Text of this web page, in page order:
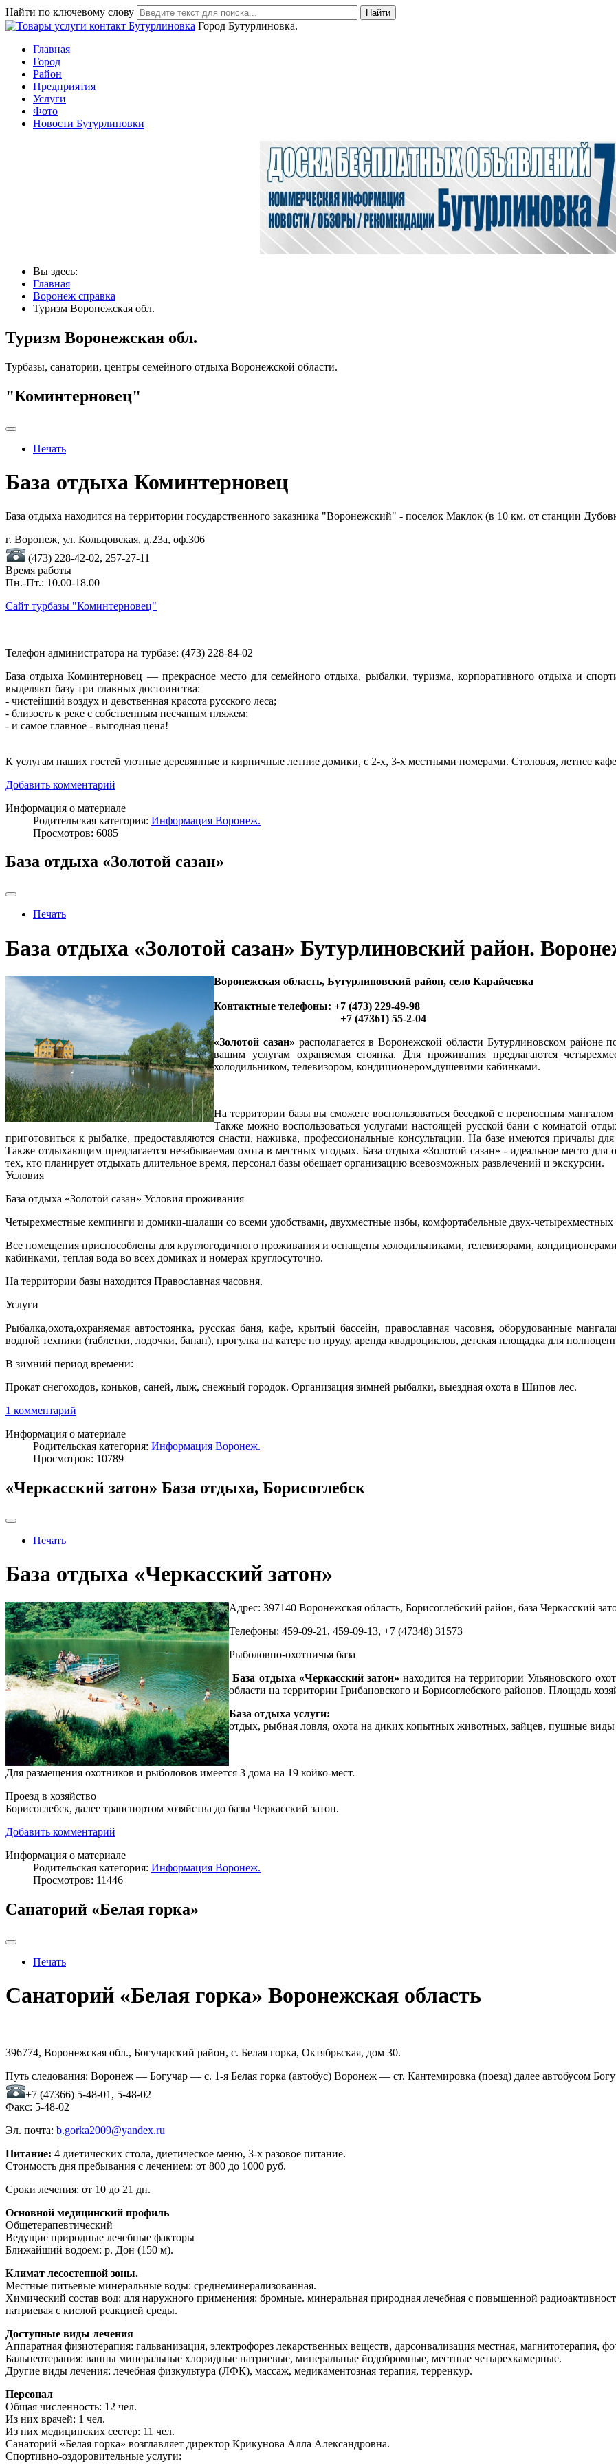
Найти по ключевому слову Найти
Город Бутурлиновка.
Главная
Город
Район
Предприятия
Услуги
Фото
Новости Бутурлиновки
Вы здесь:
Главная
Воронеж справка
Туризм Воронежская обл.
Туризм Воронежская обл.
Турбазы, санатории, центры семейного отдыха Воронежской области.
"Коминтерновец"
Печать
База отдыха Коминтерновец
База отдыха находится на территории государственного заказника "Воронежский" - поселок Маклок (в 10 км. от станции
г. Воронеж, ул. Кольцовская, д.23а, оф.306
(473) 228-42-02, 257-27-11
Время работы
Пн.-Пт.: 10.00-18.00
Сайт турбазы "Коминтерновец"
Телефон администратора на турбазе: (473) 228-84-02
База отдыха Коминтерновец — прекрасное место для семейного отдыха, рыбалки, туризма, корпоративного отдыха и
выделяют базу три главных достоинства:
- чистейший воздух и девственная красота русского леса;
- близость к реке с собственным песчаным пляжем;
- и самое главное - выгодная цена!
К услугам наших гостей уютные деревянные и кирпичные летние домики, с 2-х, 3-х местными номерами. Столовая, летнее
Добавить комментарий
Информация о материале
Родительская категория: Информация Воронеж.
Просмотров: 6085
База отдыха «Золотой сазан»
Печать
База отдыха «Золотой сазан» Бутурлиновский район.
Воронежская область, Бутурлиновский район, село Карайчевка
Контактные телефоны: +7 (473) 229-49-98
+7 (47361) 55-2-04
«Золотой сазан» располагается в Воронежской области Бутурлиновском районе
вашим услугам охраняемая стоянка. Для проживания предлагаются
холодильником, телевизором, кондиционером,душевими кабинками.
На территории базы вы сможете воспользоваться беседкой с переносным
Также можно воспользоваться услугами настоящей русской бани с комнатой
приготовиться к рыбалке, предоставляются снасти, наживка, профессиональные консультации. На базе имеются причалы
Также отдыхающим предлагается незабываемая охота в местных угодьях. База отдыха «Золотой сазан» - идеальное место
тех, кто планирует отдыхать длительное время, персонал базы обещает организацию всевозможных развлечений и экскурсии.
Условия
База отдыха «Золотой сазан» Условия проживания
Четырехместные кемпинги и домики-шалаши со всеми удобствами, двухместные избы, комфортабельные двух-
Все помещения приспособлены для круглогодичного проживания и оснащены холодильниками, телевизорами,
кабинками, тёплая вода во всех домиках и номерах круглосуточно.
На территории базы находится Православная часовня.
Услуги
Рыбалка,охота,охраняемая автостоянка, русская баня, кафе, крытый бассейн, православная часовня, оборудованные
водной техники (таблетки, лодочки, банан), прогулка на катере по пруду, аренда квадроциклов, детская площадка для
В зимний период времени:
Прокат снегоходов, коньков, саней, лыж, снежный городок. Организация зимней рыбалки, выездная охота в Шипов лес.
1 комментарий
Информация о материале
Родительская категория: Информация Воронеж.
Просмотров: 10789
«Черкасский затон» База отдыха, Борисоглебск
Печать
База отдыха «Черкасский затон»
Адрес: 397140 Воронежская область, Борисоглебский район, база Черкасский
Телефоны: 459-09-21, 459-09-13, +7 (47348) 31573
Рыболовно-охотничья база
База отдыха «Черкасский затон» находится на территории Ульяновского
области на территории Грибановского и Борисоглебского районов. Площадь
База отдыха услуги:
отдых, рыбная ловля, охота на диких копытных животных, зайцев, пушные
Для размещения охотников и рыболовов имеется 3 дома на 19 койко-мест.
Проезд в хозяйство
Борисоглебск, далее транспортом хозяйства до базы Черкасский затон.
Добавить комментарий
Информация о материале
Родительская категория: Информация Воронеж.
Просмотров: 11446
Санаторий «Белая горка»
Печать
Санаторий «Белая горка» Воронежская область
396774, Воронежская обл., Богучарский район, с. Белая горка, Октябрьская, дом 30.
Путь следования: Воронеж — Богучар — с. 1-я Белая горка (автобус) Воронеж — ст. Кантемировка (поезд) далее автобусом
+7 (47366) 5-48-01, 5-48-02
Факс: 5-48-02
Эл. почта: b.gorka2009@yandex.ru
Питание: 4 диетических стола, диетическое меню, 3-х разовое питание.
Стоимость дня пребывания с лечением: от 800 до 1000 руб.
Сроки лечения: от 10 до 21 дн.
Основной медицинский профиль
Общетерапевтический
Ведущие природные лечебные факторы
Ближайший водоем: р. Дон (150 м).
Климат лесостепной зоны.
Местные питьевые минеральные воды: среднеминерализованная.
Химический состав вод: для наружного применения: бромные. минеральная природная лечебная с повышенной
натриевая с кислой реакцией среды.
Доступные виды лечения
Аппаратная физиотерапия: гальванизация, электрофорез лекарственных веществ, дарсонвализация местная, магнитотерапия,
Бальнеотерапия: ванны минеральные хлоридные натриевые, минеральные йодобромные, местные четырехкамерные.
Другие виды лечения: лечебная физкультура (ЛФК), массаж, медикаментозная терапия, терренкур.
Персонал
Общая численность: 12 чел.
Из них врачей: 1 чел.
Из них медицинских сестер: 11 чел.
Санаторий «Белая горка» возглавляет директор Крикунова Алла Александровна.
Спортивно-оздоровительные услуги: